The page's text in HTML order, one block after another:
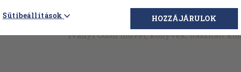
Iványi Ödön művei, könyvek, használt
Sütibeállítások HOZZÁJÁRULOK